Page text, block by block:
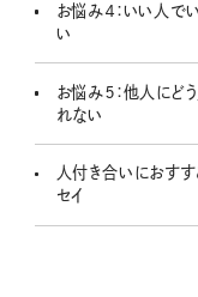
お悩み４：いい人で
い
お悩み５：他人にど
れない
人付き合いにおす
セイ